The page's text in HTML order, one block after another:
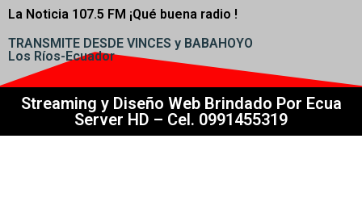
La Noticia 107.5 FM ¡Qué buena radio !
TRANSMITE DESDE VINCES y BABAHOYO
Los Ríos-Ecuador
Streaming y Diseño Web Brindado Por Ecua
Server HD – Cel. 0991455319